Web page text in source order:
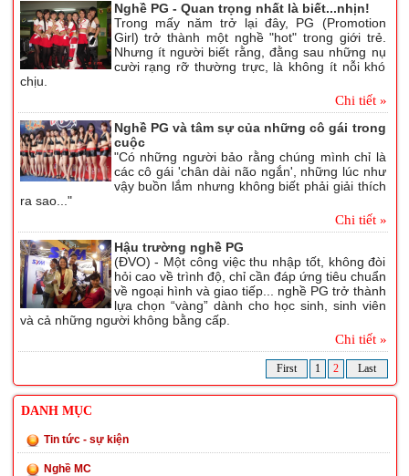
Nghề PG - Quan trọng nhất là biết...nhịn!
Trong mấy năm trở lại đây, PG (Promotion
Girl) trở thành một nghề "hot" trong giới trẻ.
Nhưng ít người biết rằng, đằng sau những nụ
cười rạng rỡ thường trực, là không ít nỗi khó
chịu.
Chi tiết »
Nghề PG và tâm sự của những cô gái trong
cuộc
"Có những người bảo rằng chúng mình chỉ là
các cô gái 'chân dài não ngắn', những lúc như
vậy buồn lắm nhưng không biết phải giải thích
ra sao..."
Chi tiết »
Hậu trường nghề PG
(ĐVO) - Một công việc thu nhập tốt, không đòi
hỏi cao về trình độ, chỉ cần đáp ứng tiêu chuẩn
về ngoại hình và giao tiếp... nghề PG trở thành
lựa chọn “vàng” dành cho học sinh, sinh viên
và cả những người không bằng cấp.
Chi tiết »
First 1 2 Last
DANH MỤC
Tin tức - sự kiện
Nghề MC